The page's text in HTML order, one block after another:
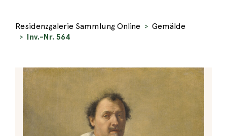
Residenzgalerie Sammlung Online
Gemälde
Inv.-Nr. 564